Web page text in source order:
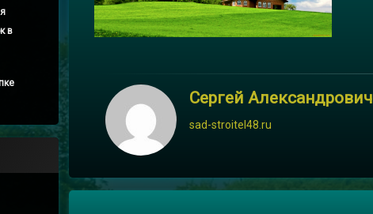
Сергей Александрович
sad-stroitel48.ru
в